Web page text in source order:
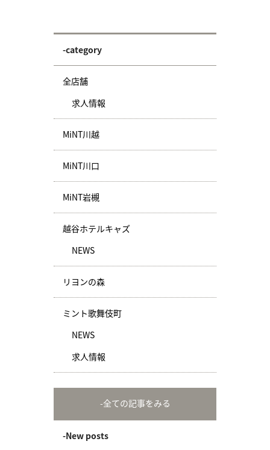
-category
全店舗
求人情報
MiNT川越
MiNT川口
MiNT岩槻
越谷ホテルキャズ
NEWS
リヨンの森
ミント歌舞伎町
NEWS
求人情報
-全ての記事をみる
-New posts